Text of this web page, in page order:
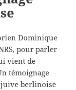
Dominique
pour parler
vient de
témoignage
juive berlinoise